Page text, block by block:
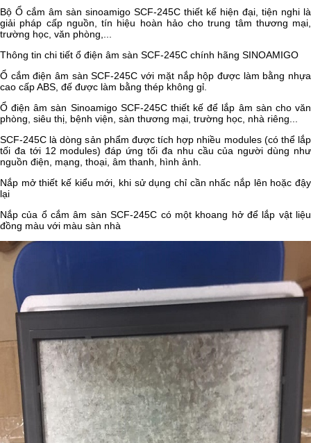
Bộ Ổ cắm âm sàn sinoamigo SCF-245C thiết kế hiện đại, tiện nghi là
giải pháp cấp nguồn, tín hiệu hoàn hảo cho trung tâm thương mại,
trường học, văn phòng,...
Thông tin chi tiết ổ điện âm sàn SCF-245C chính hãng SINOAMIGO
Ổ cắm điện âm sàn SCF-245C với mặt nắp hộp được làm bằng nhựa
cao cấp ABS, đế được làm bằng thép không gỉ.
Ổ điện âm sàn Sinoamigo SCF-245C thiết kế để lắp âm sàn cho văn
phòng, siêu thị, bệnh viện, sàn thương mại, trường học, nhà riêng...
SCF-245C là dòng sản phẩm được tích hợp nhiều modules (có thể lắp
tối đa tới 12 modules) đáp ứng tối đa nhu cầu của người dùng như
nguồn điện, mạng, thoại, âm thanh, hình ảnh.
Nắp mở thiết kế kiểu mới, khi sử dụng chỉ cần nhấc nắp lên hoặc đậy
lại
Nắp của ổ cắm âm sàn SCF-245C có một khoang hở để lắp vật liệu
đồng màu với màu sàn nhà